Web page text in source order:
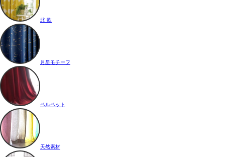
北 欧
月星モチーフ
ベルベット
天然素材